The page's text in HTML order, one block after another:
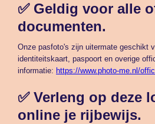
✅ Geldig voor alle
documenten.
Onze pasfoto's zijn uitermate geschikt
identiteitskaart, paspoort en overige
informatie: https://www.photo-me.nl/
✅ Verleng op deze
online je rijbewijs.